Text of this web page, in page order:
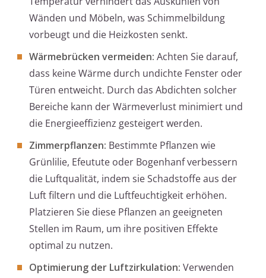
Wänden und Möbeln, was Schimmelbildung
vorbeugt und die Heizkosten senkt.
Wärmebrücken vermeiden: Achten Sie darauf,
dass keine Wärme durch undichte Fenster oder
Türen entweicht. Durch das Abdichten solcher
Bereiche kann der Wärmeverlust minimiert und
die Energieeffizienz gesteigert werden.
Zimmerpflanzen: Bestimmte Pflanzen wie
Grünlilie, Efeutute oder Bogenhanf verbessern
die Luftqualität, indem sie Schadstoffe aus der
Luft filtern und die Luftfeuchtigkeit erhöhen.
Platzieren Sie diese Pflanzen an geeigneten
Stellen im Raum, um ihre positiven Effekte
optimal zu nutzen.
Optimierung der Luftzirkulation: Verwenden